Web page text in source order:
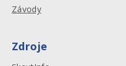
Závody
Zdroje